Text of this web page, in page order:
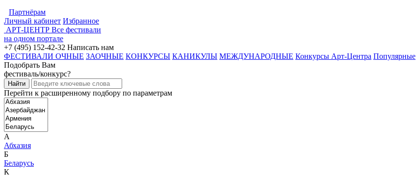
Партнёрам
Личный кабинет Избранное
АРТ-ЦЕНТР Все фестивали
на одном портале
+7 (495) 152-42-32 Написать нам
ФЕСТИВАЛИ ОЧНЫЕ ЗАОЧНЫЕ КОНКУРСЫ КАНИКУЛЫ МЕЖДУНАРОДНЫЕ Конкурсы Арт-Центра Популярные
Подобрать Вам
фестиваль/конкурс?
Перейти к расширенному подбору по параметрам
А
Абхазия
Б
Беларусь
К